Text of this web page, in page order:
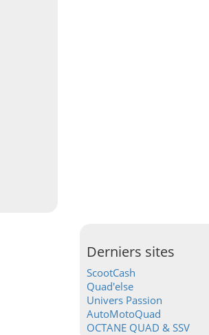
Derniers sites
ScootCash
Quad'else
Univers Passion
AutoMotoQuad
OCTANE QUAD & SSV